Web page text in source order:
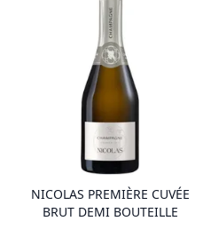
product variant items in cart, view
NICOLAS PREMIÈRE CUVÉE
BRUT DEMI BOUTEILLE